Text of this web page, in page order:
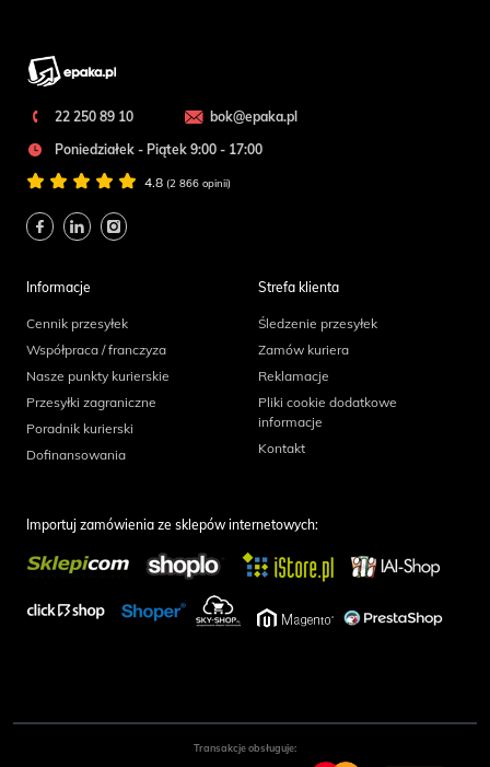
22 250 89 10
bok@epaka.pl
Poniedziałek - Piątek 9:00 - 17:00
4.8 (2 866 opinii)
Informacje
Cennik przesyłek
Współpraca / franczyza
Nasze punkty kurierskie
Przesyłki zagraniczne
Poradnik kurierski
Dofinansowania
Strefa klienta
Śledzenie przesyłek
Zamów kuriera
Reklamacje
Pliki cookie dodatkowe
informacje
Kontakt
Importuj zamówienia ze sklepów internetowych:
Transakcje obsługuje: